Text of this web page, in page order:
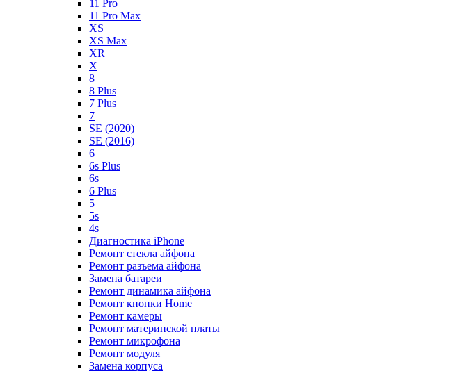
11 Pro
11 Pro Max
XS
XS Max
XR
X
8
8 Plus
7 Plus
7
SE (2020)
SE (2016)
6
6s Plus
6s
6 Plus
5
5s
4s
Диагностика iPhone
Ремонт стекла айфона
Ремонт разъема айфона
Замена батареи
Ремонт динамика айфона
Ремонт кнопки Home
Ремонт камеры
Ремонт материнской платы
Ремонт микрофона
Ремонт модуля
Замена корпуса